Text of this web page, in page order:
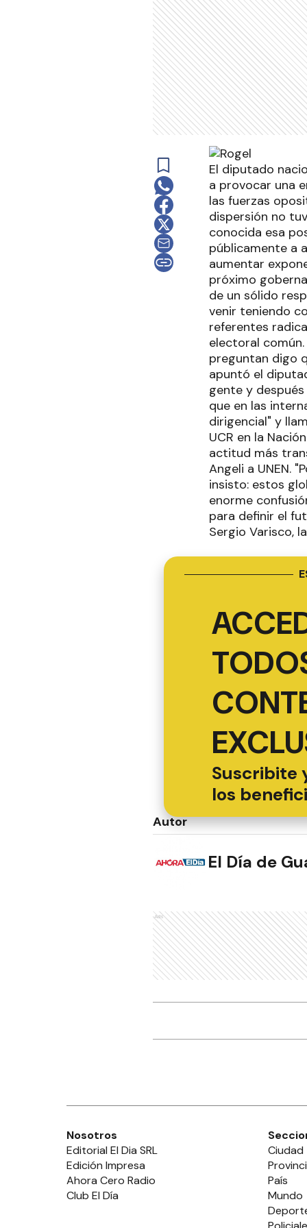
El diputado
a provocar una
las fuerzas
dispersión no
conocida esa
públicamente a
aumentar
próximo
de un sólido
venir teniendo
referentes
electoral
preguntan digo
apuntó el
gente y
que en las
dirigencial" y
UCR en la
actitud más
Angeli a UNEN.
insisto: estos
enorme
para definir el
Sergio Varisco,
Suscribite
los
Autor
El Día de
Ads
Nosotros
Editorial El Dia SRL
Edición Impresa
Ahora Cero Radio
Club El Día
Ciudad
País
Mundo